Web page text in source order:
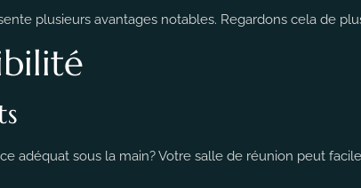
plusieurs avantages notables. Regardons cela de
adéquat sous la main? Votre salle de réunion peut